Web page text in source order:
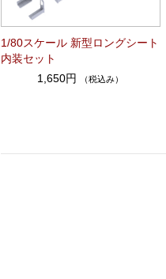
1/80スケール 新型ロングシート
内装セット
1,650円
（税込み）